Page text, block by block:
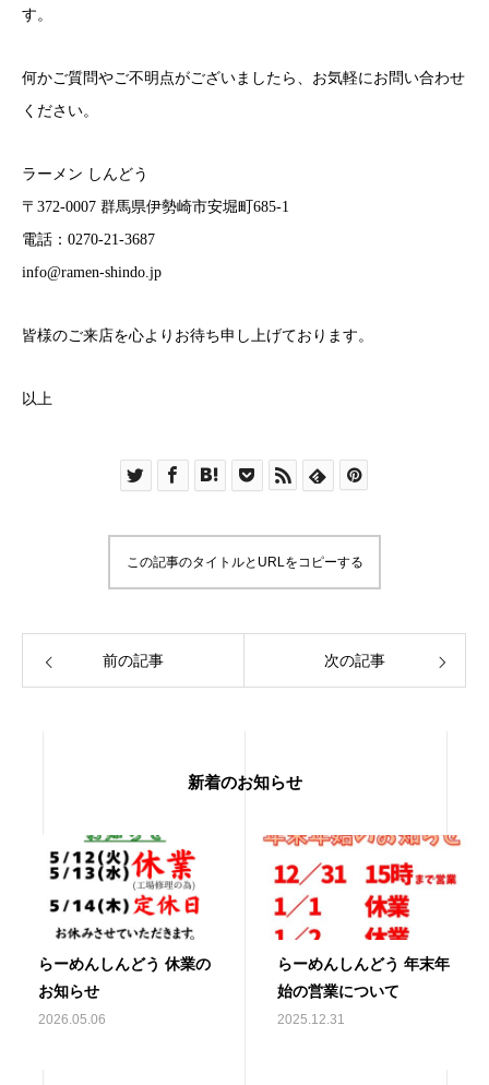
す。
何かご質問やご不明点がございましたら、お気軽にお問い合わせ
ください。
ラーメン しんどう
〒372-0007 群馬県伊勢崎市安堀町685-1
電話：0270-21-3687
info@ramen-shindo.jp
皆様のご来店を心よりお待ち申し上げております。
以上
この記事のタイトルとURLをコピーする
前の記事 次の記事
新着のお知らせ
らーめんしんどう 休業の
お知らせ
2026.05.06
らーめんしんどう 年末年
始の営業について
2025.12.31